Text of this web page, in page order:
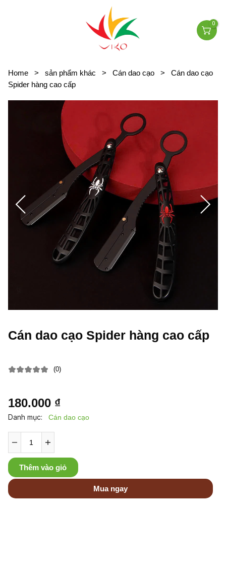
0
Home > sản phẩm khác > Cán dao cạo >
Cán dao cạo
Spider hàng cao cấp
Cán dao cạo Spider hàng cao cấp
(0)
180.000 ₫
Thêm vào giỏ
Mua ngay
Danh mục: Cán dao cạo